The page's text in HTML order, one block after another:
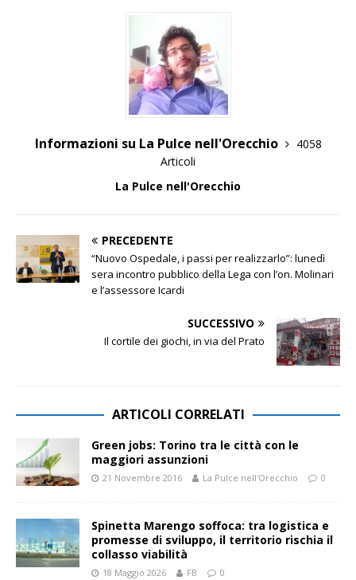
Informazioni su La Pulce nell'Orecchio
4058
Articoli
La Pulce nell'Orecchio
PRECEDENTE
“Nuovo Ospedale, i passi per realizzarlo”: lunedì
sera incontro pubblico della Lega con l’on. Molinari
e l’assessore Icardi
SUCCESSIVO
Il cortile dei giochi, in via del Prato
ARTICOLI CORRELATI
Green jobs: Torino tra le città con le
maggiori assunzioni
21 Novembre 2016 La Pulce nell'Orecchio 0
Spinetta Marengo soffoca: tra logistica e
promesse di sviluppo, il territorio rischia il
collasso viabilità
18 Maggio 2026 FB 0